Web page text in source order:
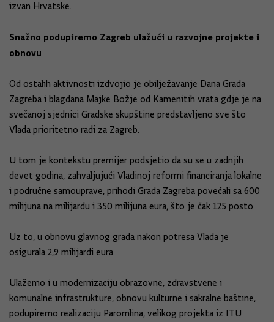
izvan Hrvatske.
Snažno podupiremo Zagreb ulažući u razvojne projekte i
obnovu
Od ostalih aktivnosti izdvojio je obilježavanje Dana Grada
Zagreba i blagdana Majke Božje od Kamenitih vrata gdje je na
svečanoj sjednici Gradske skupštine predstavljeno sve što
Vlada prioritetno radi za Zagreb.
U tom je kontekstu premijer podsjetio da su se u zadnjih
devet godina, zahvaljujući Vladinoj reformi financiranja lokalne
i područne samouprave, prihodi Grada Zagreba povećali sa 600
milijuna na milijardu i 350 milijuna eura, što je čak 125 posto.
Uz to, u obnovu glavnog grada nakon potresa Vlada je
osigurala 2,9 milijardi eura.
Ulažemo i u modernizaciju obrazovne, zdravstvene i
komunalne infrastrukture, obnovu kulturne i sakralne baštine,
podupiremo realizaciju Paromlina, velikog projekta iz ITU